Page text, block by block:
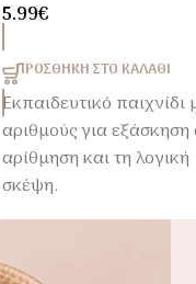
Ετών
5.99€
ΠΡΟΣΘΉΚΗ ΣΤΟ ΚΑΛΆΘΙ
Εκπαιδευτικό παιχνίδι
αριθμούς για εξάσκηση
αρίθμηση και τη λογική
σκέψη.
Ιδανικό για παιδιά 3-5